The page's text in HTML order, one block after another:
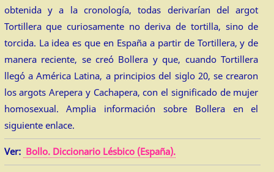
obtenida y a la cronología, todas derivarían del argot
Tortillera que curiosamente no deriva de tortilla, sino de
torcida. La idea es que en España a partir de Tortillera, y de
manera reciente, se creó Bollera y que, cuando Tortillera
llegó a América Latina, a principios del siglo 20, se crearon
los argots Arepera y Cachapera, con el significado de mujer
homosexual. Amplia información sobre Bollera en el
siguiente enlace.
Ver: Bollo. Diccionario Lésbico (España).